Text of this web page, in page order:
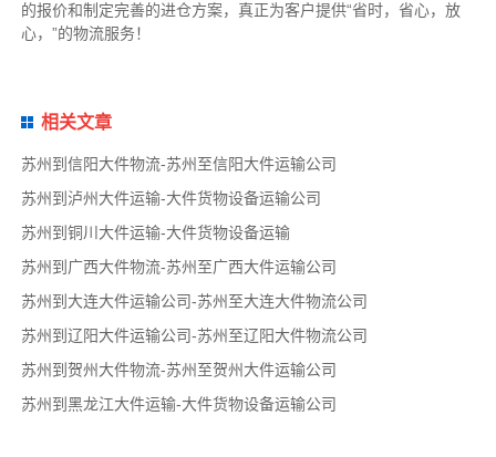
的报价和制定完善的进仓方案，真正为客户提供“省时，省心，放
心，”的物流服务！
相关文章
苏州到信阳大件物流-苏州至信阳大件运输公司
苏州到泸州大件运输-大件货物设备运输公司
苏州到铜川大件运输-大件货物设备运输
苏州到广西大件物流-苏州至广西大件运输公司
苏州到大连大件运输公司-苏州至大连大件物流公司
苏州到辽阳大件运输公司-苏州至辽阳大件物流公司
苏州到贺州大件物流-苏州至贺州大件运输公司
苏州到黑龙江大件运输-大件货物设备运输公司